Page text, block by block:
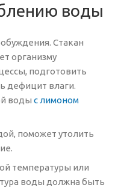
воды
Стакан
организму
подготовить
дефицит влаги.
воды с лимоном
поможет утолить
температуры или
воды должна быть